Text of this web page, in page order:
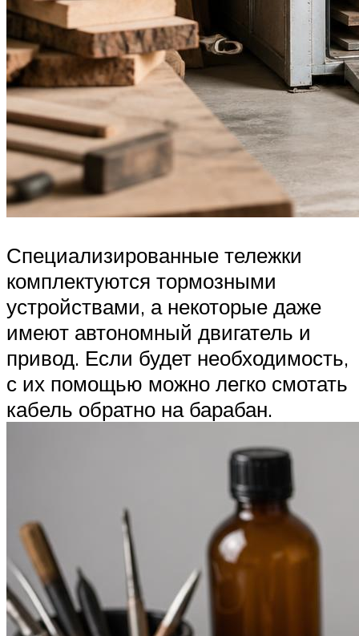
Специализированные тележки
комплектуются тормозными
устройствами, а некоторые даже
имеют автономный двигатель и
привод. Если будет необходимость,
с их помощью можно легко смотать
кабель обратно на барабан.